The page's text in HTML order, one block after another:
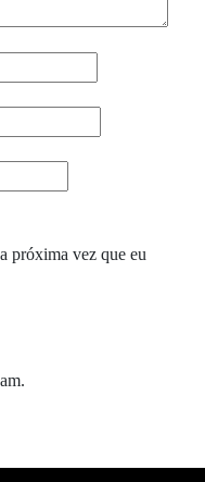
próxima vez que eu